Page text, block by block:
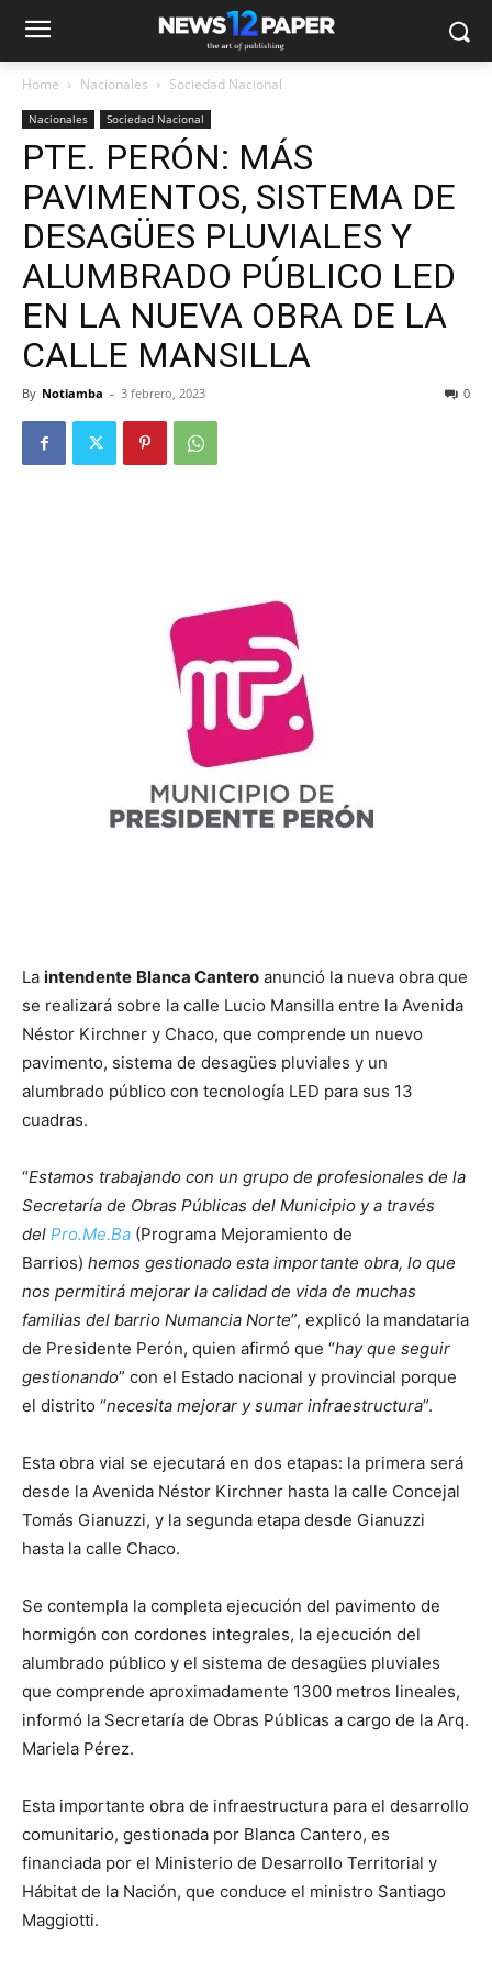
Home Nacionales Sociedad Nacional
Nacionales Sociedad Nacional
PTE. PERÓN: MÁS
PAVIMENTOS, SISTEMA DE
DESAGÜES PLUVIALES Y
ALUMBRADO PÚBLICO LED
EN LA NUEVA OBRA DE LA
CALLE MANSILLA
By Notiamba - 3 febrero, 2023 0
La intendente Blanca Cantero anunció la nueva obra que
se realizará sobre la calle Lucio Mansilla entre la Avenida
Néstor Kirchner y Chaco, que comprende un nuevo
pavimento, sistema de desagües pluviales y un
alumbrado público con tecnología LED para sus 13
cuadras.
“Estamos trabajando con un grupo de profesionales de la
Secretaría de Obras Públicas del Municipio y a través
del Pro.Me.Ba (Programa Mejoramiento de
Barrios) hemos gestionado esta importante obra, lo que
nos permitirá mejorar la calidad de vida de muchas
familias del barrio Numancia Norte”, explicó la mandataria
de Presidente Perón, quien afirmó que “hay que seguir
gestionando” con el Estado nacional y provincial porque
el distrito “necesita mejorar y sumar infraestructura”.
Esta obra vial se ejecutará en dos etapas: la primera será
desde la Avenida Néstor Kirchner hasta la calle Concejal
Tomás Gianuzzi, y la segunda etapa desde Gianuzzi
hasta la calle Chaco.
Se contempla la completa ejecución del pavimento de
hormigón con cordones integrales, la ejecución del
alumbrado público y el sistema de desagües pluviales
que comprende aproximadamente 1300 metros lineales,
informó la Secretaría de Obras Públicas a cargo de la Arq.
Mariela Pérez.
Esta importante obra de infraestructura para el desarrollo
comunitario, gestionada por Blanca Cantero, es
financiada por el Ministerio de Desarrollo Territorial y
Hábitat de la Nación, que conduce el ministro Santiago
Maggiotti.